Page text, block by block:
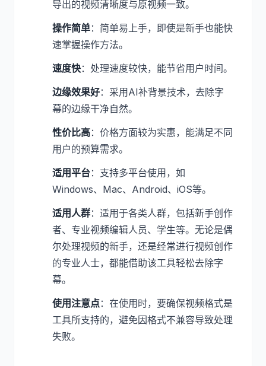
导出的视频清晰度与原视频一致。
操作简单：简单易上手，即使是新手也能快
速掌握操作方法。
速度快：处理速度较快，能节省用户时间。
边缘效果好：采用AI补背景技术，去除字
幕的边缘干净自然。
性价比高：价格方面较为实惠，能满足不同
用户的预算需求。
适用平台：支持多平台使用，如
Windows、Mac、Android、iOS等。
适用人群：适用于各类人群，包括新手创作
者、专业视频编辑人员、学生等。无论是偶
尔处理视频的新手，还是经常进行视频创作
的专业人士，都能借助该工具轻松去除字
幕。
使用注意点：在使用时，要确保视频格式是
工具所支持的，避免因格式不兼容导致处理
失败。